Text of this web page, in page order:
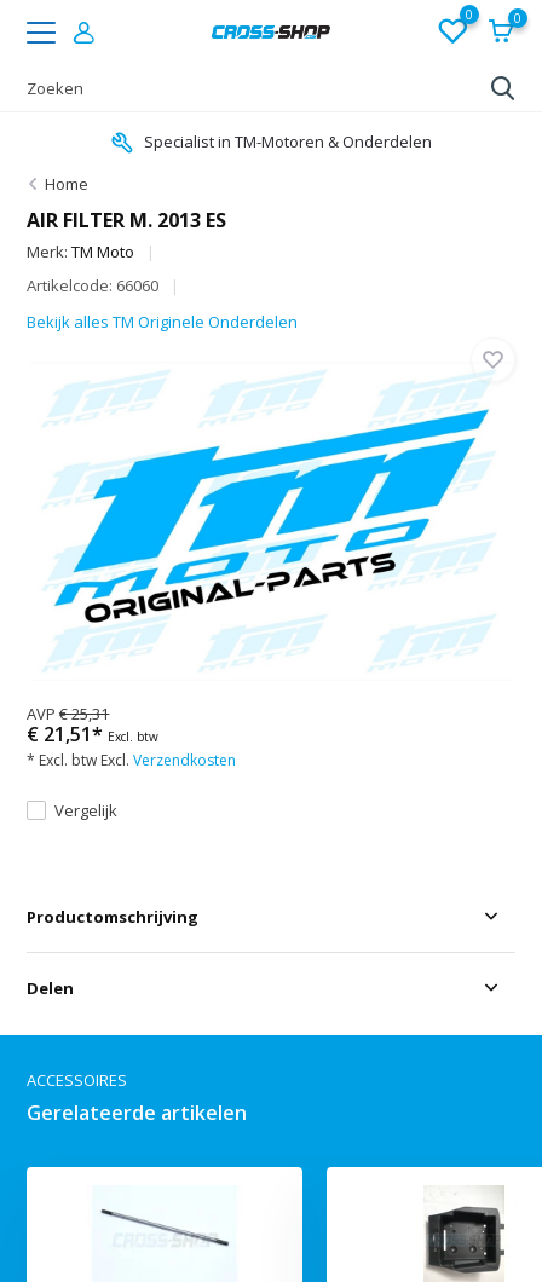
0 0
Specialist in TM-Motoren & Onderdelen
Home
AIR FILTER M. 2013 ES
Merk:TM Moto
Artikelcode: 66060
Bekijk alles TM Originele Onderdelen
AVP€ 25,31
€ 21,51* Excl. btw
* Excl. btw Excl.Verzendkosten
Vergelijk
Productomschrijving
Delen
ACCESSOIRES
Gerelateerde artikelen